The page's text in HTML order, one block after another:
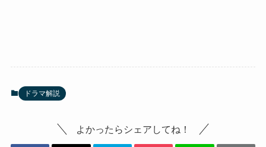
ドラマ解説
よかったらシェアしてね！